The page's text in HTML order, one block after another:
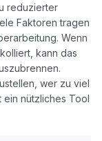
reduzierter
Faktoren tragen
Wenn
kann das
wer zu viel
nützliches Tool